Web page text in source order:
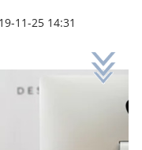
11-25 14:31